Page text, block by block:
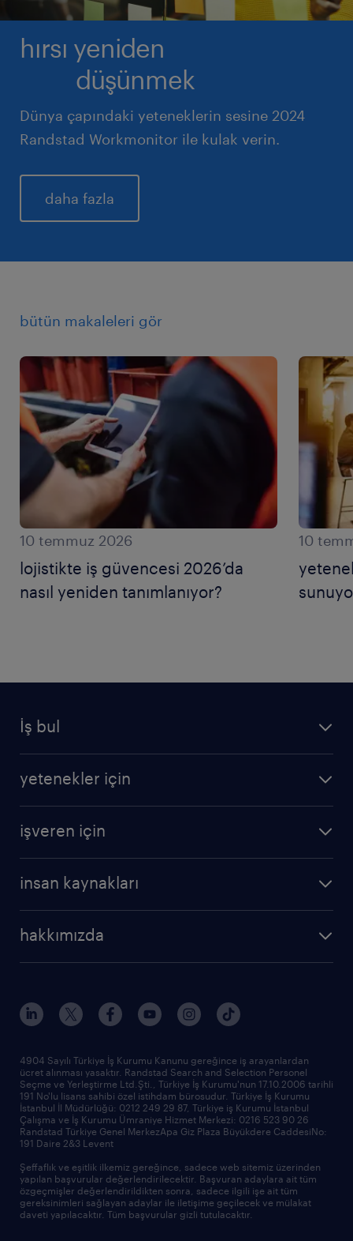
hırsı yeniden
düşünmek
Dünya çapındaki yeteneklerin sesine 2024
Randstad Workmonitor ile kulak verin.
daha fazla
bütün makaleleri gör
10 temmuz 2026
lojistikte iş güvencesi 2026’da
nasıl yeniden tanımlanıyor?
10
İş bul
yetenekler için
işveren için
insan kaynakları
hakkımızda
4904 Sayılı Türkiye İş Kurumu Kanunu gereğince iş arayanlardan
ücret alınması yasaktır. Randstad Search and Selection Personel
Seçme ve Yerleştirme Ltd.Şti., Türkiye İş Kurumu'nun 17.10.2006 tarihli
191 No'lu lisans sahibi özel istihdam bürosudur. Türkiye İş Kurumu
İstanbul İl Müdürlüğü: 0212 249 29 87, Türkiye iş Kurumu İstanbul
Çalışma ve İş Kurumu Ümraniye Hizmet Merkezi: 0216 523 90 26
Randstad Türkiye Genel MerkezApa Giz Plaza Büyükdere CaddesiNo:
191 Daire 2&3 Levent
Şeffaflık ve eşitlik ilkemiz gereğince, sadece web sitemiz üzerinden
yapılan başvurular değerlendirilecektir. Başvuran adaylara ait tüm
özgeçmişler değerlendirildikten sonra, sadece ilgili işe ait tüm
gereksinimleri sağlayan adaylar ile iletişime geçilecek ve mülakat
daveti yapılacaktır. Tüm başvurular gizli tutulacaktır.